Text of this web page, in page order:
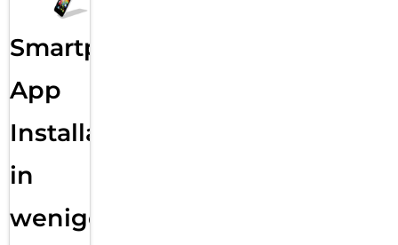
Smartphone
App
Installation
in
wenigen